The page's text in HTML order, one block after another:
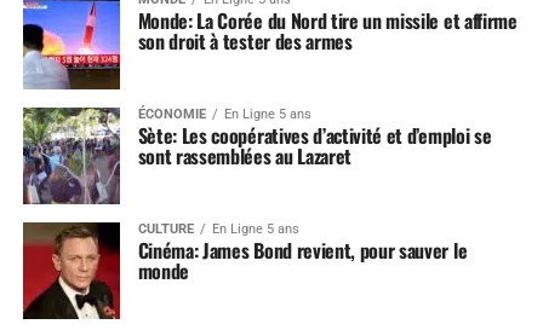
Monde: La Corée du Nord tire un missile et affirme
son droit à tester des armes
ÉCONOMIE En Ligne 5 ans
Sète: Les coopératives d’activité et d’emploi se
sont rassemblées au Lazaret
CULTURE En Ligne 5 ans
Cinéma: James Bond revient, pour sauver le
monde